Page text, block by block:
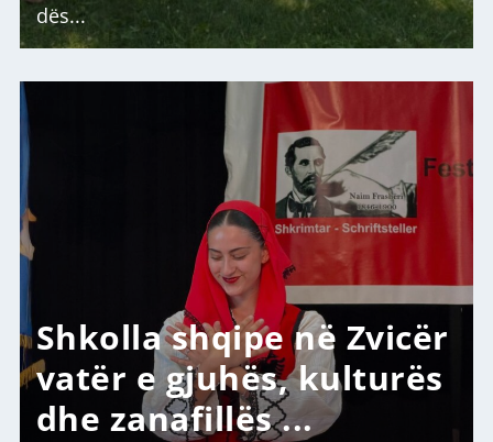
dës...
Shkolla shqipe në Zvicër
vatër e gjuhës, kulturës
dhe zanafillës ...